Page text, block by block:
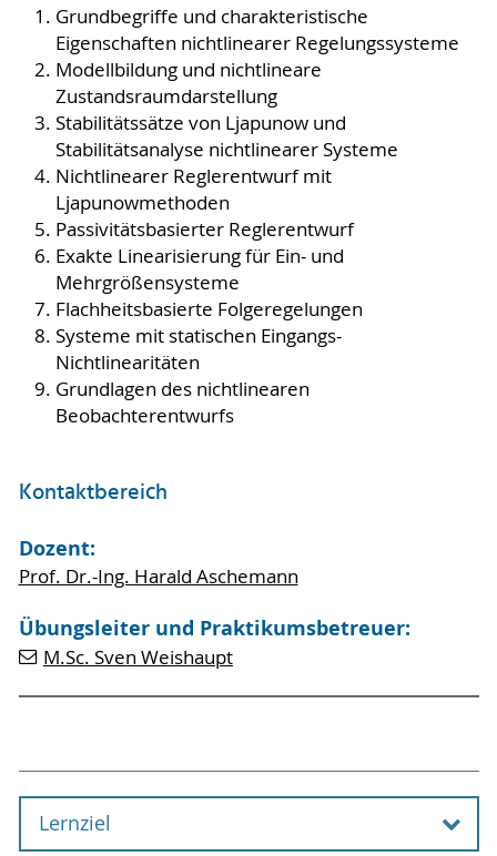
Grundbegriffe und charakteristische
Eigenschaften nichtlinearer Regelungssysteme
Modellbildung und nichtlineare
Zustandsraumdarstellung
Stabilitätssätze von Ljapunow und
Stabilitätsanalyse nichtlinearer Systeme
Nichtlinearer Reglerentwurf mit
Ljapunowmethoden
Passivitätsbasierter Reglerentwurf
Exakte Linearisierung für Ein- und
Mehrgrößensysteme
Flachheitsbasierte Folgeregelungen
Systeme mit statischen Eingangs-
Nichtlinearitäten
Grundlagen des nichtlinearen
Beobachterentwurfs
Kontaktbereich
Dozent:
Prof. Dr.-Ing. Harald Aschemann
Übungsleiter und Praktikumsbetreuer:
M.Sc. Sven Weishaupt
Lernziel